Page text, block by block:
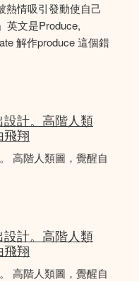
熱情吸引發動使自己
英文是Produce,
解作produce 這個錯
設計。高階人類
飛翔
高階人類圖，覺醒自
設計。高階人類
飛翔
高階人類圖，覺醒自